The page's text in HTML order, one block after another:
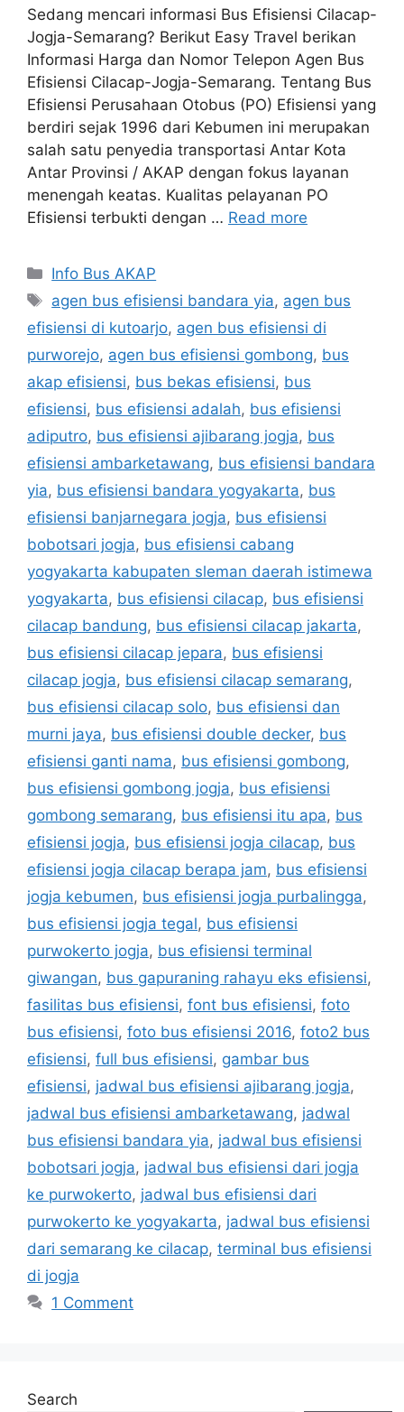
Sedang mencari informasi Bus Efisiensi Cilacap-
Jogja-Semarang? Berikut Easy Travel berikan
Informasi Harga dan Nomor Telepon Agen Bus
Efisiensi Cilacap-Jogja-Semarang. Tentang Bus
Efisiensi Perusahaan Otobus (PO) Efisiensi yang
berdiri sejak 1996 dari Kebumen ini merupakan
salah satu penyedia transportasi Antar Kota
Antar Provinsi / AKAP dengan fokus layanan
menengah keatas. Kualitas pelayanan PO
Efisiensi terbukti dengan … Read more
Categories
Info Bus AKAP
Tags
agen bus efisiensi bandara yia, agen bus
efisiensi di kutoarjo, agen bus efisiensi di
purworejo, agen bus efisiensi gombong, bus
akap efisiensi, bus bekas efisiensi, bus
efisiensi, bus efisiensi adalah, bus efisiensi
adiputro, bus efisiensi ajibarang jogja, bus
efisiensi ambarketawang, bus efisiensi bandara
yia, bus efisiensi bandara yogyakarta, bus
efisiensi banjarnegara jogja, bus efisiensi
bobotsari jogja, bus efisiensi cabang
yogyakarta kabupaten sleman daerah istimewa
yogyakarta, bus efisiensi cilacap, bus efisiensi
cilacap bandung, bus efisiensi cilacap jakarta,
bus efisiensi cilacap jepara, bus efisiensi
cilacap jogja, bus efisiensi cilacap semarang,
bus efisiensi cilacap solo, bus efisiensi dan
murni jaya, bus efisiensi double decker, bus
efisiensi ganti nama, bus efisiensi gombong,
bus efisiensi gombong jogja, bus efisiensi
gombong semarang, bus efisiensi itu apa, bus
efisiensi jogja, bus efisiensi jogja cilacap, bus
efisiensi jogja cilacap berapa jam, bus efisiensi
jogja kebumen, bus efisiensi jogja purbalingga,
bus efisiensi jogja tegal, bus efisiensi
purwokerto jogja, bus efisiensi terminal
giwangan, bus gapuraning rahayu eks efisiensi,
fasilitas bus efisiensi, font bus efisiensi, foto
bus efisiensi, foto bus efisiensi 2016, foto2 bus
efisiensi, full bus efisiensi, gambar bus
efisiensi, jadwal bus efisiensi ajibarang jogja,
jadwal bus efisiensi ambarketawang, jadwal
bus efisiensi bandara yia, jadwal bus efisiensi
bobotsari jogja, jadwal bus efisiensi dari jogja
ke purwokerto, jadwal bus efisiensi dari
purwokerto ke yogyakarta, jadwal bus efisiensi
dari semarang ke cilacap, terminal bus efisiensi
di jogja
1 Comment
Search